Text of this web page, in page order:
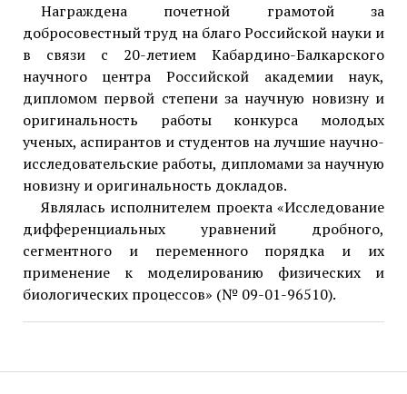
Награждена почетной грамотой за
добросовестный труд на благо Российской науки и
в связи с 20-летием Кабардино-Балкарского
научного центра Российской академии наук,
дипломом первой степени за научную новизну и
оригинальность работы конкурса молодых
ученых, аспирантов и студентов на лучшие научно-
исследовательские работы, дипломами за научную
новизну и оригинальность докладов.
Являлась исполнителем проекта «Исследование
дифференциальных уравнений дробного,
сегментного и переменного порядка и их
применение к моделированию физических и
биологических процессов» (№ 09-01-96510).